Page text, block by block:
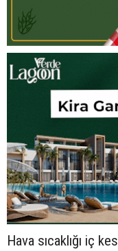
Hava sıcaklığı iç